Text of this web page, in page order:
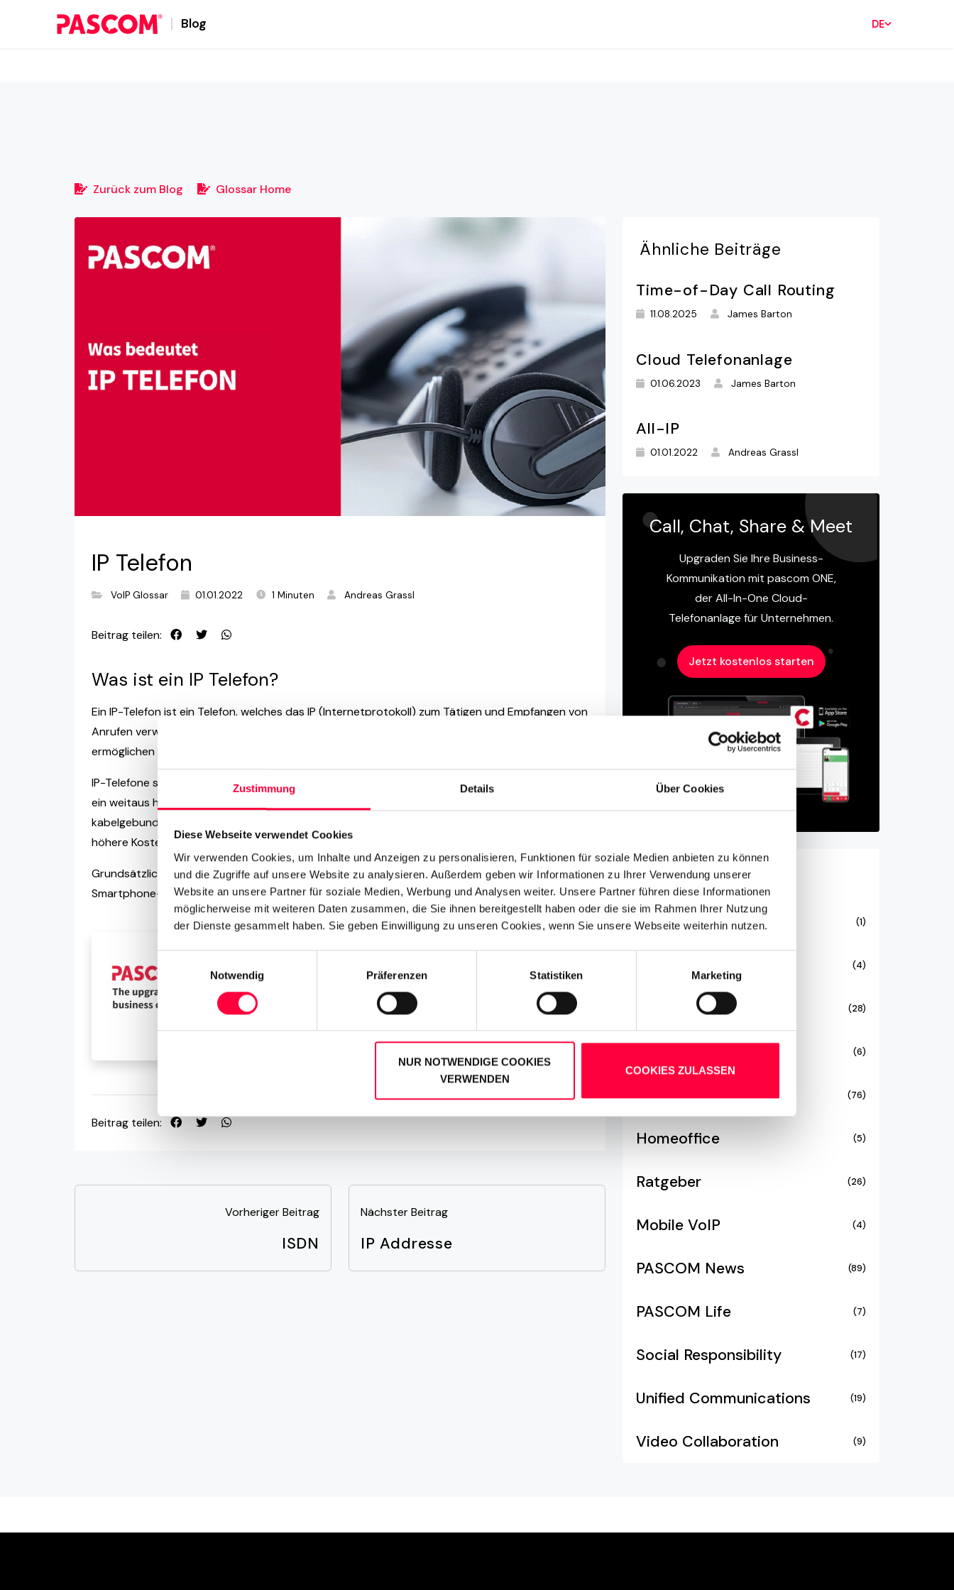
Zustimmung Details Über Cookies
Diese Webseite verwendet Cookies
Wir verwenden Cookies, um Inhalte und Anzeigen zu personalisieren, Funktionen für soziale Medien anbieten zu können
und die Zugriffe auf unsere Website zu analysieren. Außerdem geben wir Informationen zu Ihrer Verwendung unserer
Website an unsere Partner für soziale Medien, Werbung und Analysen weiter. Unsere Partner führen diese Informationen
möglicherweise mit weiteren Daten zusammen, die Sie ihnen bereitgestellt haben oder die sie im Rahmen Ihrer Nutzung
der Dienste gesammelt haben. Sie geben Einwilligung zu unseren Cookies, wenn Sie unsere Webseite weiterhin nutzen.
Notwendig
Präferenzen Statistiken Marketing
NUR NOTWENDIGE COOKIES
VERWENDEN
COOKIES ZULASSEN
Blog DE
Zurück zum Blog Glossar Home
IP Telefon
VoIP Glossar 01.01.2022 1 Minuten Andreas Grassl
Beitrag teilen:
Was ist ein IP Telefon?
Ein IP-Telefon ist ein Telefon, welches das IP (Internetprotokoll) zum Tätigen und Empfangen von
Anrufen verwendet. IP-Telefone werden auch als VoIP-Telefone (Voice over IP) bezeichnet und
ermöglichen das Tätigen und Empfangen von Anrufen über das Internet (oder Intranet).
IP-Telefone sind wesentlich preiswerter als ältere, nicht IP-fähige Geräte. Als solche bieten sie
ein weitaus höheres Maß an Flexibilität und Skalierbarkeit, im Vergleich zu herkömmlichen
kabelgebundenen PSTN-Telefonen, die eine arbeitsintensive Einrichtung und daher erheblich
höhere Kosten für einen viel geringeren Funktionsumfang erfordern.
Grundsätzlich können alle Standard-Tischtelefone (ein ATA-Adapter kann erforderlich sein),
Smartphone- und Tablet-Geräte sowieSoftphone-Appsals VoIP-Telefon verwendet werden.
Beitrag teilen:
Vorheriger Beitrag
ISDN
Nächster Beitrag
IP Addresse
Ähnliche Beiträge
Time-of-Day Call Routing
11.08.2025 James Barton
Cloud Telefonanlage
01.06.2023 James Barton
All-IP
01.01.2022 Andreas Grassl
Call, Chat, Share & Meet
Upgraden Sie Ihre Business-
Kommunikation mit pascom ONE,
der All-In-One Cloud-
Telefonanlage für Unternehmen.
Jetzt kostenlos starten
ÄhnlicheBeiträge
Artificial Intelligence (1)
(4)
Cloud Telefonanlage (28)
(6)
VoIP Glossar (76)
Homeoffice (5)
Ratgeber (26)
Mobile VoIP (4)
PASCOM News (89)
PASCOM Life (7)
Social Responsibility (17)
Unified Communications (19)
Video Collaboration (9)